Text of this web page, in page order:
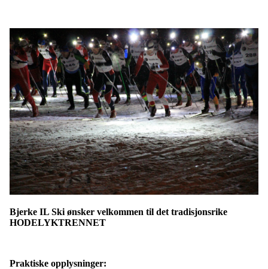
Bjerke IL Ski ønsker velkommen til det tradisjonsrike
HODELYKTRENNET
Praktiske opplysninger: